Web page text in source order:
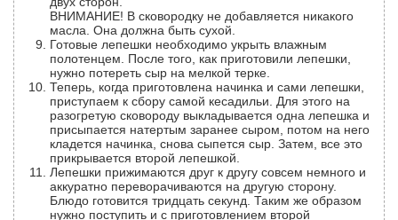
ВНИМАНИЕ! В сковородку не добавляется никакого
масла. Она должна быть сухой.
Готовые лепешки необходимо укрыть влажным
полотенцем. После того, как приготовили лепешки,
нужно потереть сыр на мелкой терке.
Теперь, когда приготовлена начинка и сами лепешки,
приступаем к сбору самой кесадильи. Для этого на
разогретую сковороду выкладывается одна лепешка и
присыпается натертым заранее сыром, потом на него
кладется начинка, снова сыпется сыр. Затем, все это
прикрывается второй лепешкой.
Лепешки прижимаются друг к другу совсем немного и
аккуратно переворачиваются на другую сторону.
Блюдо готовится тридцать секунд. Таким же образом
нужно поступить и с приготовлением второй